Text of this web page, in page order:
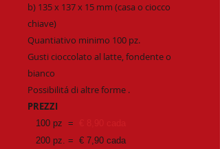
b) 135 x 137 x 15 mm (casa o ciocco
chiave)
Quantiativo minimo 100 pz.
Gusti cioccolato al latte, fondente o
bianco
Possibilitá di altre forme .
PREZZI
100 pz =
200 pz. = € 7,90 cada